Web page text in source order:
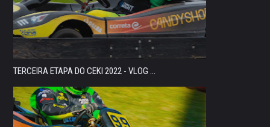
TERCEIRA ETAPA DO CEKI 2022 - VLOG ...